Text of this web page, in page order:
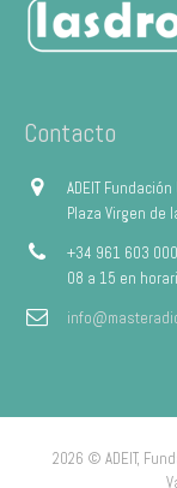
Contacto
ADEIT
Plaza Virgen de
+34 961 603
08 a 15 en
2026 © ADEIT,